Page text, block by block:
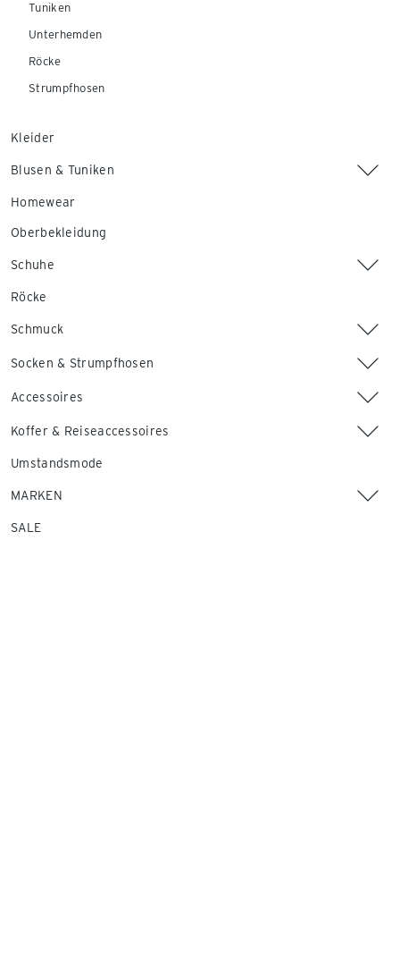
Tuniken
Unterhemden
Röcke
Strumpfhosen
Kleider
Blusen & Tuniken
Homewear
Oberbekleidung
Schuhe
Röcke
Schmuck
Socken & Strumpfhosen
Accessoires
Koffer & Reiseaccessoires
Umstandsmode
MARKEN
SALE